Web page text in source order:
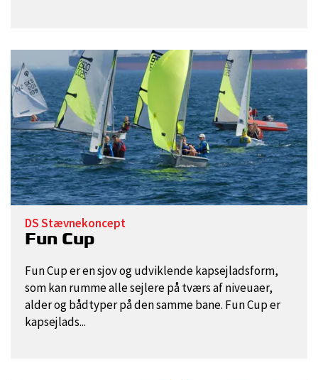
DS Stævnekoncept
Fun Cup
Fun Cup er en sjov og udviklende kapsejladsform,
som kan rumme alle sejlere på tværs af niveuaer,
alder og bådtyper på den samme bane. Fun Cup er
kapsejlads...